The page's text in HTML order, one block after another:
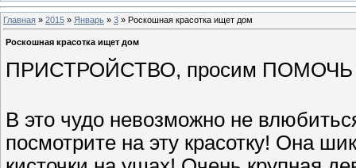
Главная » 2015 » Январь » 3 » Роскошная красотка ищет дом
Роскошная красотка ищет дом
ПРИСТРОЙСТВО, просим
В это чудо невозможно не
посмотрите на эту красотку! Она